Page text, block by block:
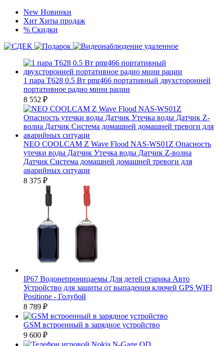
New Новинки
Хит Хиты продаж
% Скидки
1 пара T628 0.5 Вт pmr466 портативный двухсторонней
портативное радио мини рации
8 552 ₽
NEO COOLCAM Z Wave Flood NAS-WS01Z Опасность
утечки воды Датчик Утечка воды Датчик Z-волна
Датчик Система домашней домашней тревоги для
аварийных ситуаци
8 375 ₽
IP67 Водонепроницаемы Для детей старика Авто
Устройство для защиты от выпадения ключей GPS WIFI
Positione - Голубой
8 789 ₽
GSM встроенный в зарядное устройство
9 600 ₽